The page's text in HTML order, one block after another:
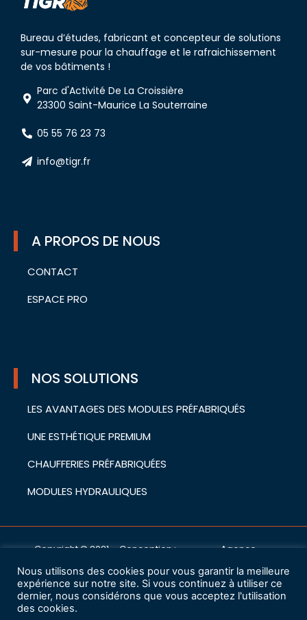
Bureau d’études, fabricant et concepteur de solutions
sur-mesure pour la chauffage et le rafraichissement
de vos bâtiments !
Parc d'Activité De La Croissière
23300 Saint-Maurice La Souterraine
05 55 76 23 73
info@tigr.fr
A PROPOS DE NOUS
CONTACT
ESPACE PRO
NOS SOLUTIONS
LES AVANTAGES DES MODULES PRÉFABRIQUÉS
UNE ESTHÉTIQUE PREMIUM
CHAUFFERIES PRÉFABRIQUÉES
MODULES HYDRAULIQUES
Copyright © 2021 – Conception : Agencecwa
Mentions légales
Charte de protection des données à caractère personnel
Nous utilisons des cookies pour vous garantir la meilleure
expérience sur notre site. Si vous continuez à utiliser ce
dernier, nous considérons que vous acceptez l'utilisation
des cookies.